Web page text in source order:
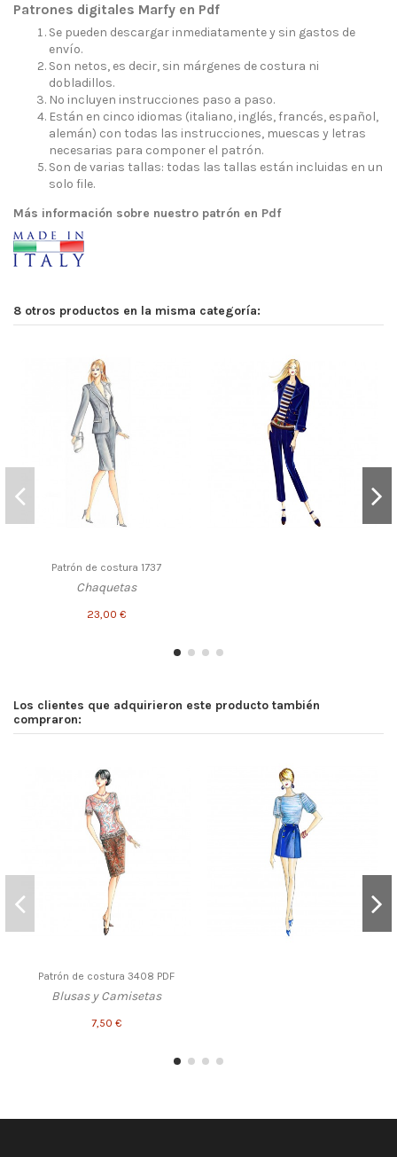
Patrones digitales Marfy en Pdf
Se pueden descargar inmediatamente y sin gastos de
envío.
Son netos, es decir, sin márgenes de costura ni
dobladillos.
No incluyen instrucciones paso a paso.
Están en cinco idiomas (italiano, inglés, francés, español,
alemán) con todas las instrucciones, muescas y letras
necesarias para componer el patrón.
Son de varias tallas: todas las tallas están incluidas en un
solo file.
Más información sobre nuestro patrón en Pdf
8 otros productos en la misma categoría:
Patrón de costura 1737
Chaquetas
23,00 €
Los clientes que adquirieron este producto también
compraron:
Patrón de costura 3408 PDF
Blusas y Camisetas
7,50 €